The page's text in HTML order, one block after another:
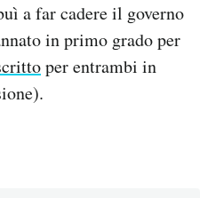
a far cadere il governo
in primo grado per
per entrambi in